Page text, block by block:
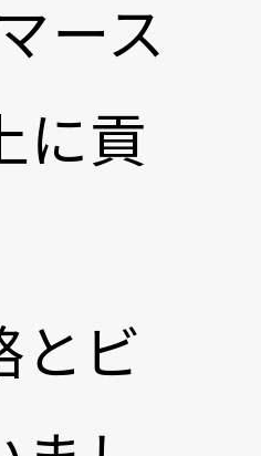
ース
に貢
とビ